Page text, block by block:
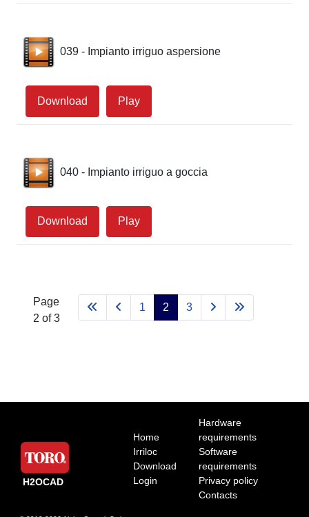
039 - Impianto irriguo aspersione
Download Play
040 - Impianto irriguo a goccia
Download Play
Page
2 of 3
1 2 3
H2OCAD
Home
Irriloc
Download
Login
Hardware
requirements
Software
requirements
Privacy policy
Contacts